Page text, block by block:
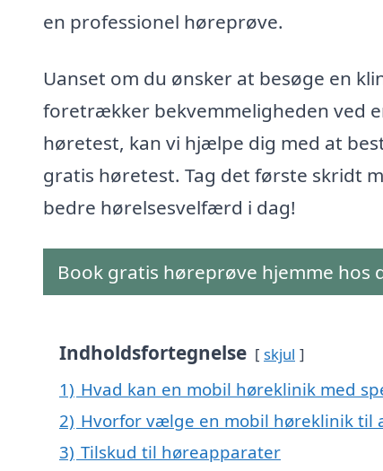
en professionel høreprøve.
Uanset om du ønsker at besøge en
foretrækker bekvemmeligheden ved
høretest, kan vi hjælpe dig med at
gratis høretest. Tag det første skridt
bedre hørelsesvelfærd i dag!
Book gratis høreprøve hjemme hos
Indholdsfortegnelse skjul
1) Hvad kan en mobil høreklinik med
2) Hvorfor vælge en mobil høreklinik til
3) Tilskud til høreapparater